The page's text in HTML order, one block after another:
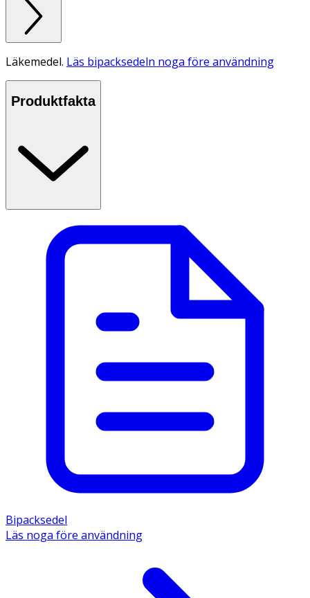
Läkemedel. Läs bipacksedeln noga före användning
Produktfakta
Bipacksedel
Läs noga före användning